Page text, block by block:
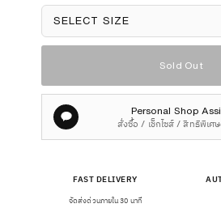
Size
Sold Out
Personal Shop
สั่งซื้อ / เช็กไซส์ / สิทธิพิเศ
FAST DELIVERY
จัดส่งด่วนภายใน 30 นาที